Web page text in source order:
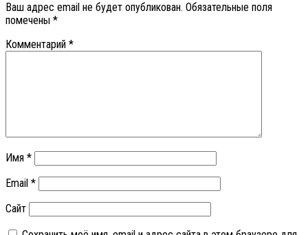
Ваш адрес email не будет опубликован. Обязательные поля
помечены *
Комментарий *
Имя *
Email *
Сайт